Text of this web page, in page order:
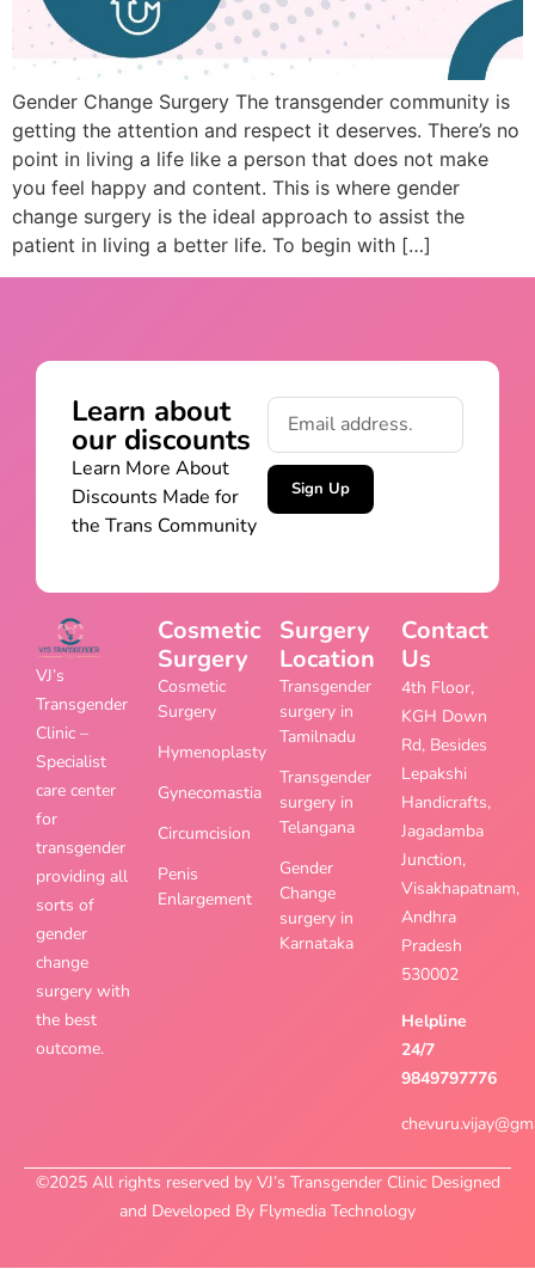
Gender Change Surgery The transgender community is
getting the attention and respect it deserves. There’s no
point in living a life like a person that does not make
you feel happy and content. This is where gender
change surgery is the ideal approach to assist the
patient in living a better life. To begin with […]
Learn about
our discounts
Learn More About
Discounts Made for
the Trans Community
Sign Up
VJ’s
Transgender
Clinic –
Specialist
care center
for
transgender
providing all
sorts of
gender
change
surgery with
the best
outcome.
Cosmetic
Surgery
Cosmetic
Surgery
Hymenoplasty
Gynecomastia
Circumcision
Penis
Enlargement
Surgery
Location
Transgender
surgery in
Tamilnadu
Transgender
surgery in
Telangana
Gender
Change
surgery in
Karnataka
Contact
Us
4th Floor,
KGH Down
Rd, Besides
Lepakshi
Handicrafts,
Jagadamba
Junction,
Visakhapatnam,
Andhra
Pradesh
530002
Helpline
24/7
9849797776
©2025 All rights reserved by VJ’s Transgender Clinic Designed
and Developed By Flymedia Technology